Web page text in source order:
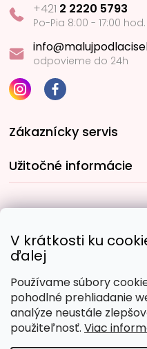
V krátkosti ku
ďalej
Používame súbory
pohodlné prehliadanie
analýze neustále
použiteľnosť. Viac
+421 2 2220 5793
Po-Pia 8:00 - 17:00 hod.
odpovieme do 24h
Zákaznícky servis
Užitočné informácie
Obľúbené